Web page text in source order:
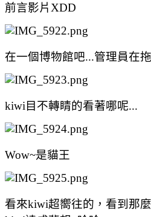
前言影片XDD
在一個博物館吧...管理員在
kiwi目不轉睛的看著哪呢...
Wow~是貓王
看來kiwi超嚮往的，看到那